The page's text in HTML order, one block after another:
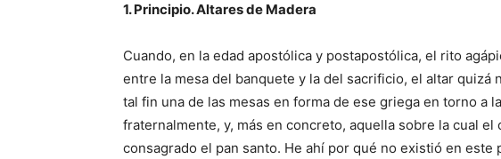
1. Principio. Altares de Madera
Cuando, en la edad apostólica y postapostólica, el rito
entre la mesa del banquete y la del sacrificio, el altar quizá
tal fin una de las mesas en forma de ese griega en torno a
fraternalmente, y, más en concreto, aquella sobre la cual
consagrado el pan santo. He ahí por qué no existió en